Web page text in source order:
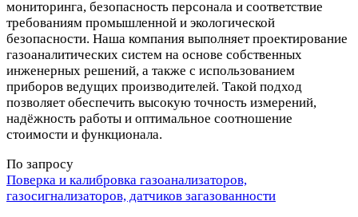
мониторинга, безопасность персонала и соответствие
требованиям промышленной и экологической
безопасности. Наша компания выполняет проектирование
газоаналитических систем на основе собственных
инженерных решений, а также с использованием
приборов ведущих производителей. Такой подход
позволяет обеспечить высокую точность измерений,
надёжность работы и оптимальное соотношение
стоимости и функционала.
По запросу
Поверка и калибровка газоанализаторов,
газосигнализаторов, датчиков загазованности